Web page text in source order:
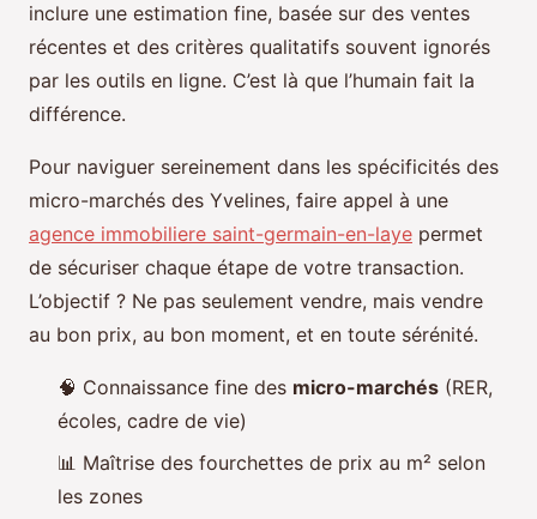
inclure une estimation fine, basée sur des ventes
récentes et des critères qualitatifs souvent ignorés
par les outils en ligne. C’est là que l’humain fait la
différence.
Pour naviguer sereinement dans les spécificités des
micro-marchés des Yvelines, faire appel à une
agence immobiliere saint-germain-en-laye permet
de sécuriser chaque étape de votre transaction.
L’objectif ? Ne pas seulement vendre, mais vendre
au bon prix, au bon moment, et en toute sérénité.
🧠 Connaissance fine des micro-marchés (RER,
écoles, cadre de vie)
📊 Maîtrise des fourchettes de prix au m² selon
les zones